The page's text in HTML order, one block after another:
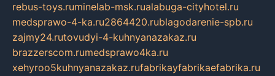
rebus-toys.ruminelab-msk.rualabuga-cityhotel.ru
medsprawo-4-ka.ru2864420.rublagodarenie-spb.ru
zajmy24.rutovudyi-4-kuhnyanazakaz.ru
brazzerscom.rumedsprawo4ka.ru
xehyroo5kuhnyanazakaz.rufabrikayfabrikaefabrika.ru